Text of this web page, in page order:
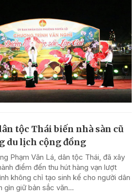
tộc Thái biến nhà sàn cũ
du lịch cộng đồng
Phạm Văn Lá, dân tộc Thái, đã xây
điểm đến thu hút hàng vạn lượt
không chỉ tạo sinh kế cho người dân
gìn giữ bản sắc văn...